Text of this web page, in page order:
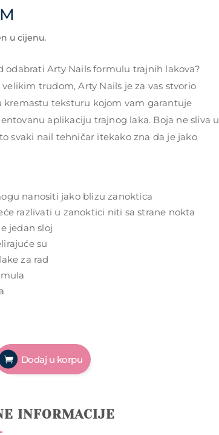
u cijenu.
odabrati Arty Nails formulu trajnih lakova?
velikim trudom, Arty Nails je za vas stvorio
kremastu teksturu kojom vam garantuje
aplikaciju trajnog laka. Boja ne sliva u
svaki nail tehničar itekako zna da je jako
nanositi jako blizu zanoktica
razlivati u zanoktici niti sa strane nokta
jedan sloj
su
za rad
Dodaj u korpu
INFORMACIJE